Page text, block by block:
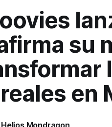
su
en
Helios Mondragon